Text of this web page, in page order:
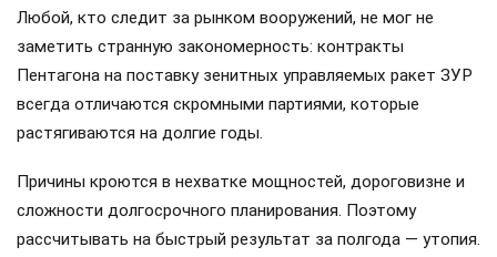
Любой, кто следит за рынком вооружений, не мог не
заметить странную закономерность: контракты
Пентагона на поставку зенитных управляемых ракет ЗУР
всегда отличаются скромными партиями, которые
растягиваются на долгие годы.
Причины кроются в нехватке мощностей, дороговизне и
сложности долгосрочного планирования. Поэтому
рассчитывать на быстрый результат за полгода — утопия.